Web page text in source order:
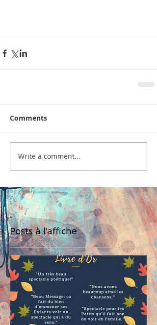
Comments
Write a comment...
Posts à l'affiche